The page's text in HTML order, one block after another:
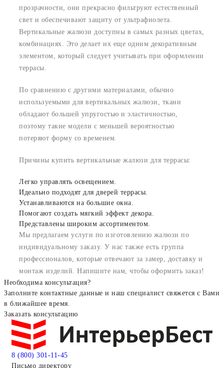
прозрачности, они прекрасно фильтруют естественный
свет и обеспечивают защиту от ультрафиолета.
Вертикальные жалюзи доступны в самых разных цветах,
комбинациях. Это делает их еще одним декоративным
элементом, который следует учитывать при оформлении
террасы.
По сравнению с другими материалами, обычно
используемыми для вертикальных жалюзи, ткани
обладают большей упругостью и эластичностью,
поэтому такие модели с меньшей вероятностью
потеряют форму со временем.
Причины купить вертикальные жалюзи для террасы:
Легко управлять освещением.
Идеально подходят для дверей террасы.
Устанавливаются на большие окна.
Помогают создать мягкий эффект декора.
Представлены широким ассортиментом.
Мы предлагаем услуги по изготовлению жалюзи по
индивидуальному заказу. У нас также есть группа
профессионалов, которые отвечают за замер, доставку и
монтаж изделий. Напишите нам, чтобы оформить заказ!
Необходима консультация?
Заполните контактные данные и наш специалист свяжется с Вами
в ближайшее время.
Заказать консультацию
8 (800) 301-11-45
Письмо директору